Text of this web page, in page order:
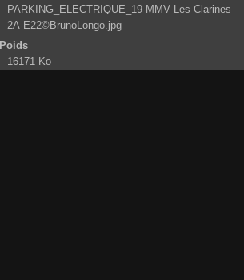
PARKING_ELECTRIQUE_19-MMV Les Clarines
2A-E22©BrunoLongo.jpg
Poids
16171 Ko